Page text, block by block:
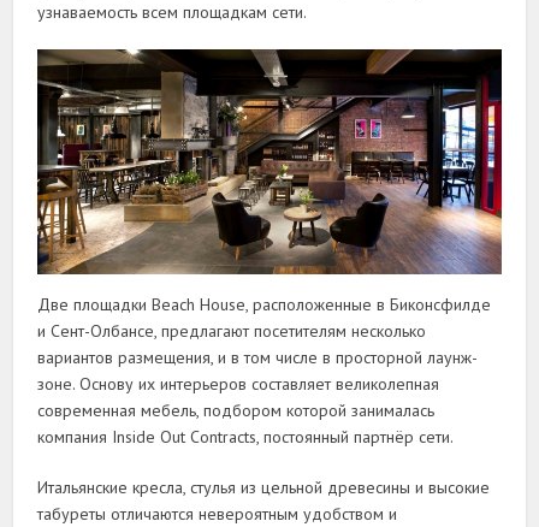
узнаваемость всем площадкам сети.
Две площадки Beach House, расположенные в Биконсфилде
и Сент-Олбансе, предлагают посетителям несколько
вариантов размещения, и в том числе в просторной лаунж-
зоне. Основу их интерьеров составляет великолепная
современная мебель, подбором которой занималась
компания Inside Out Contracts, постоянный партнёр сети.
Итальянские кресла, стулья из цельной древесины и высокие
табуреты отличаются невероятным удобством и